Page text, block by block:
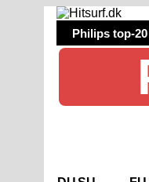
Philips top-20